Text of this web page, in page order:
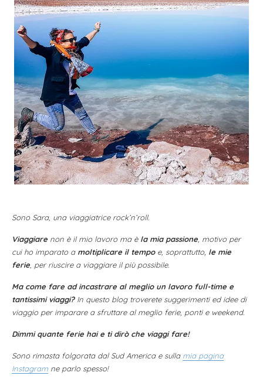
Sono Sara, una viaggiatrice rock’n’roll.
Viaggiarenon è il mio lavoro ma è la mia passione, motivo per
cui ho imparato a moltiplicare il tempoe, soprattutto, le mie
ferie, per riuscire a viaggiare il più possibile.
Ma come fare ad incastrare al meglio un lavoro full-time e
tantissimi viaggi? In questo blog troverete suggerimenti ed idee di
viaggio per imparare a sfruttare al meglio ferie, ponti e weekend.
Dimmi quante ferie hai e ti dirò che viaggi fare!
Sono rimasta folgorata dal Sud America e sulla mia pagina
Instagram ne parlo spesso!